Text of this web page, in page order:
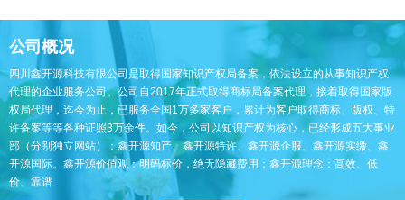
公司概况
四川鑫开源科技有限公司是取得国家知识产权局备案，依法设立的从事知识产权
代理的企业服务公司。公司自2017年正式取得商标局备案代理，接着取得国家版
权局代理，迄今为止，已服务全国1万多家客户，累计为客户取得商标、版权、特
许备案等等各种证照3万余件。如今，公司以知识产权为核心，已经形成五大事业
部（分别独立网站）：鑫开源知产、鑫开源特许、鑫开源企服、鑫开源实缴、鑫
开源国际。鑫开源价值观：明码标价，绝无隐藏费用；鑫开源理念：高效、低
价、靠谱